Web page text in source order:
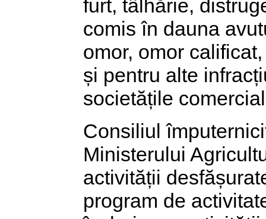
furt, tâlhărie,
comis în dauna
omor, omor
și pentru alte
societățile
Consiliul
Ministerului
activității
program de